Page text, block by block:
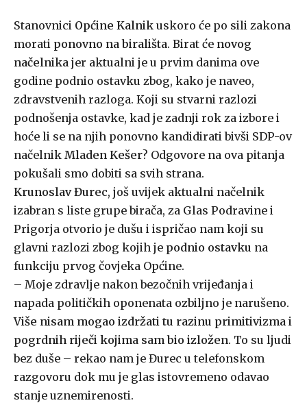
Stanovnici Općine Kalnik uskoro će po sili zakona
morati ponovno na birališta. Birat će novog
načelnika jer aktualni je u prvim danima ove
godine podnio ostavku zbog, kako je naveo,
zdravstvenih razloga. Koji su stvarni razlozi
podnošenja ostavke, kad je zadnji rok za izbore i
hoće li se na njih ponovno kandidirati bivši SDP-ov
načelnik Mladen Kešer? Odgovore na ova pitanja
pokušali smo dobiti sa svih strana.
Krunoslav Đurec, još uvijek aktualni načelnik
izabran s liste grupe birača, za Glas Podravine i
Prigorja otvorio je dušu i ispričao nam koji su
glavni razlozi zbog kojih je podnio ostavku na
funkciju prvog čovjeka Općine.
– Moje zdravlje nakon bezočnih vrijeđanja i
napada političkih oponenata ozbiljno je narušeno.
Više nisam mogao izdržati tu razinu primitivizma i
pogrdnih riječi kojima sam bio izložen. To su ljudi
bez duše – rekao nam je Đurec u telefonskom
razgovoru dok mu je glas istovremeno odavao
stanje uznemirenosti.